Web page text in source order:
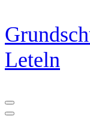
Zum
Inhalt
springen
(Eingabetaste
drücken)
Leteln